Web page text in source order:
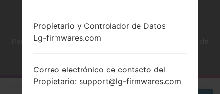
Página principal →Las notícias
Propietario y Controlador de Datos
Lg-firmwares.com
Correo electrónico de contacto del
Propietario: support@lg-firmwares.com